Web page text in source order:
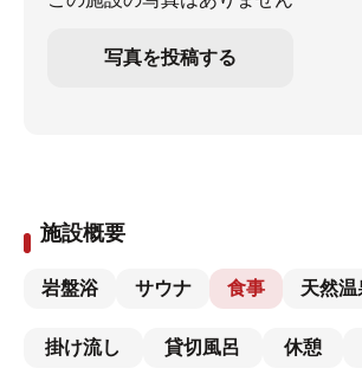
写真を投稿する
施設概要
岩盤浴 サウナ 食事 天然温
掛け流し 貸切風呂 休憩